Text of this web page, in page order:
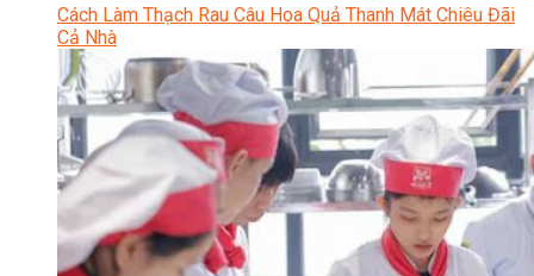
Cách Làm Thạch Rau Câu Hoa Quả Thanh Mát Chiêu Đãi
Cả Nhà